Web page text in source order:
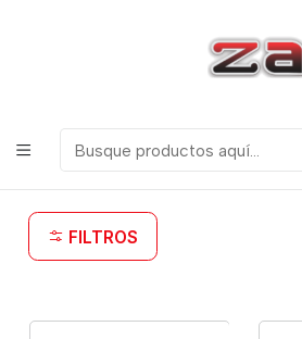
ELECTRONICOS, ROBOTICA
Bombillos
FILTROS